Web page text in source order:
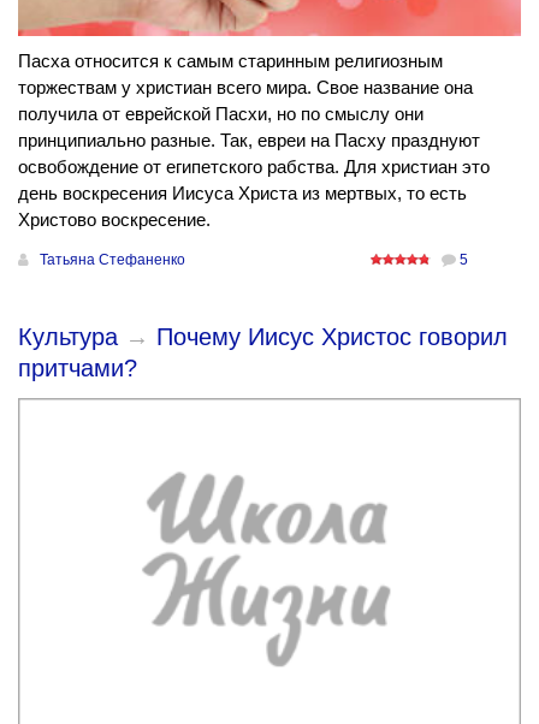
Пасха относится к самым старинным религиозным
торжествам у христиан всего мира. Свое название она
получила от еврейской Пасхи, но по смыслу они
принципиально разные. Так, евреи на Пасху празднуют
освобождение от египетского рабства. Для христиан это
день воскресения Иисуса Христа из мертвых, то есть
Христово воскресение.
Татьяна Стефаненко 5
Культура → Почему Иисус Христос говорил
притчами?